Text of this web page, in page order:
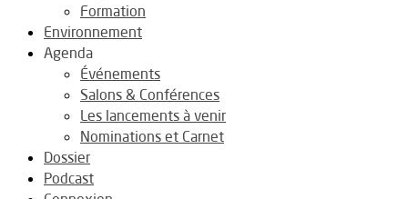
Formation
Environnement
Agenda
Événements
Salons & Conférences
Les lancements à venir
Nominations et Carnet
Dossier
Podcast